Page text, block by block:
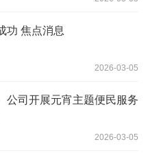
功 焦点消息
2026-03-05
公司开展元宵主题便民服务
2026-03-05